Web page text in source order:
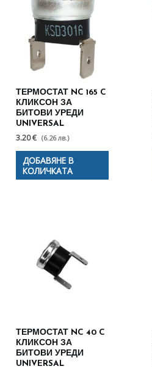
ТЕРМОСТАТ NC 165 C
КЛИКСОН ЗА
БИТОВИ УРЕДИ
UNIVERSAL
3.20 € (6.26 лв.)
ДОБАВЯНЕ В
КОЛИЧКАТА
ТЕРМОСТАТ NC 40 C
КЛИКСОН ЗА
БИТОВИ УРЕДИ
UNIVERSAL